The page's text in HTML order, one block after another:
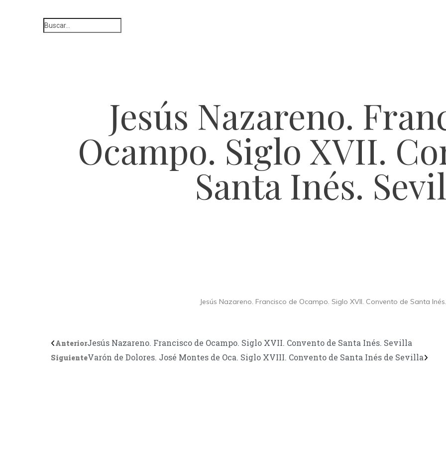
Jesús Nazareno.
Ocampo. Siglo XVII.
Santa Inés.
Jesús Nazareno. Francisco de Ocampo. Siglo XVII. Convento de Santa
AnteriorJesús Nazareno. Francisco de Ocampo. Siglo XVII. Convento de Santa Inés. Sevilla
SiguienteVarón de Dolores. José Montes de Oca. Siglo XVIII. Convento de Santa Inés de Sevilla